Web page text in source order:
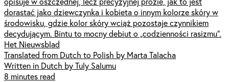
dorastać jako dziewczynka i kobieta o innym kolorze skóry w
środowisku, gdzie kolor skóry wciąż pozostaje czynnikiem
decydującym. Bintu to mocny debiut o „codzienności rasizmu”.
Het Nieuwsblad
Translated from Dutch to Polish by Marta Talacha
Written in Dutch by Tuly Salumu
8 minutes read